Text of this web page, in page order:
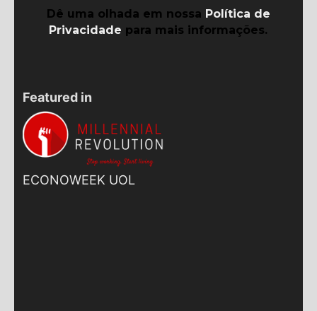
Dê uma olhada em nossa Política de
Privacidade para mais informações.
Featured in
ECONOWEEK UOL